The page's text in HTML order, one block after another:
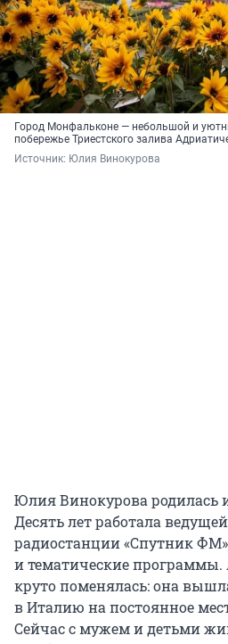
Город Монфальконе — небольшой и
побережье Триестского залива
Источник: Юлия Винокурова
Юлия Винокурова родилась
Десять лет работала
радиостанции «Спутник
и тематические программы.
круто поменялась: она
в Италию на постоянное
Сейчас с мужем и детьми